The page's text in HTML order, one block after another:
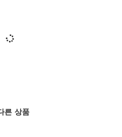
른 상품